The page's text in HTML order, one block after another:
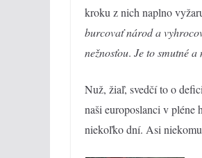
kroku z nich naplno
burcovať národ a
nežnosťou. Je to smutné
Nuž, žiaľ, svedčí to o
naši europoslanci v pléne
niekoľko dní. Asi